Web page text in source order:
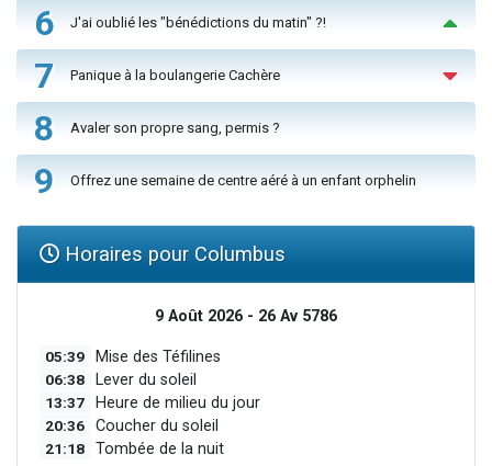
6 J'ai oublié les "bénédictions du matin" ?!
7 Panique à la boulangerie Cachère
8 Avaler son propre sang, permis ?
9 Offrez une semaine de centre aéré à un enfant orphelin
Horaires pour Columbus
9 Août 2026 - 26 Av 5786
05:39 Mise des Téfilines
06:38 Lever du soleil
13:37 Heure de milieu du jour
20:36 Coucher du soleil
21:18 Tombée de la nuit